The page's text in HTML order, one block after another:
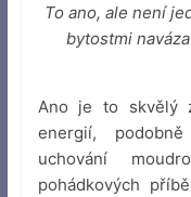
To ano, ale není
bytostmi
Ano je to skvělý
energií,
uchování
pohádkových